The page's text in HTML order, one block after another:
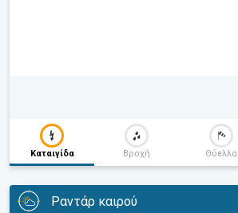
Καταιγίδα Βροχή Θύελλα
Ραντάρ καιρού